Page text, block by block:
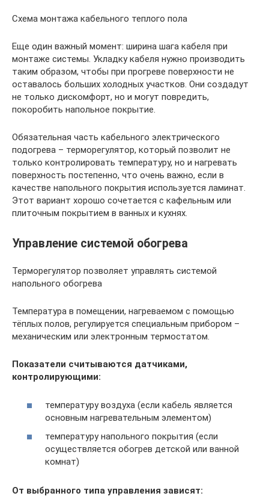
Схема монтажа кабельного теплого пола
Еще один важный момент: ширина шага кабеля при
монтаже системы. Укладку кабеля нужно производить
таким образом, чтобы при прогреве поверхности не
оставалось больших холодных участков. Они создадут
не только дискомфорт, но и могут повредить,
покоробить напольное покрытие.
Обязательная часть кабельного электрического
подогрева – терморегулятор, который позволит не
только контролировать температуру, но и нагревать
поверхность постепенно, что очень важно, если в
качестве напольного покрытия используется ламинат.
Этот вариант хорошо сочетается с кафельным или
плиточным покрытием в ванных и кухнях.
Управление системой обогрева
Терморегулятор позволяет управлять системой
напольного обогрева
Температура в помещении, нагреваемом с помощью
тёплых полов, регулируется специальным прибором –
механическим или электронным термостатом.
Показатели считываются датчиками,
контролирующими:
температуру воздуха (если кабель является
основным нагревательным элементом)
температуру напольного покрытия (если
осуществляется обогрев детской или ванной
комнат)
От выбранного типа управления зависят: